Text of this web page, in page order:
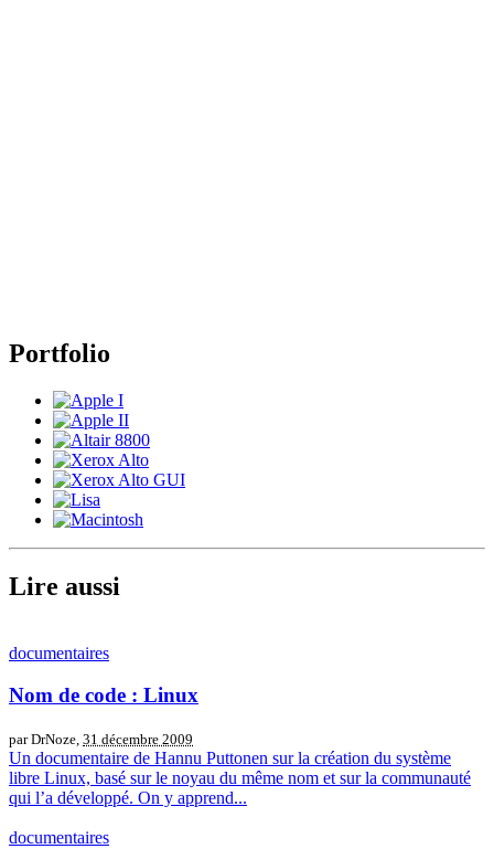
Portfolio
Lire aussi
documentaires
Nom de code : Linux
par DrNoze, 31 décembre 2009
Un documentaire de Hannu Puttonen sur la création du système
libre Linux, basé sur le noyau du même nom et sur la communauté
qui l’a développé. On y apprend...
documentaires